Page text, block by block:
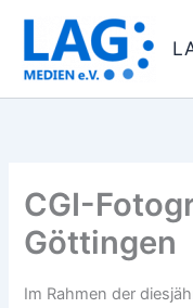
springen
CGI-
Göttingen
Im Rahmen der